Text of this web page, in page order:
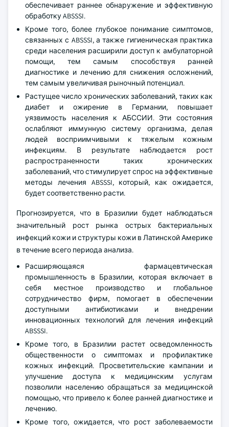
обеспечивает раннее обнаружение и эффективную
обработку ABSSSI.
Кроме того, более глубокое понимание симптомов,
связанных с ABSSSI, а также гигиеническая практика
среди населения расширили доступ к амбулаторной
помощи, тем самым способствуя ранней
диагностике и лечению для снижения осложнений,
тем самым увеличивая рыночный потенциал.
Растущее число хронических заболеваний, таких как
диабет и ожирение в Германии, повышает
уязвимость населения к АБССИИ. Эти состояния
ослабляют иммунную систему организма, делая
людей восприимчивыми к тяжелым кожным
инфекциям. В результате наблюдается рост
распространенности таких хронических
заболеваний, что стимулирует спрос на эффективные
методы лечения ABSSSI, который, как ожидается,
будет соответственно расти.
Прогнозируется, что в Бразилии будет наблюдаться
значительный рост рынка острых бактериальных
инфекций кожи и структуры кожи в Латинской Америке
в течение всего периода анализа.
Расширяющаяся фармацевтическая
промышленность в Бразилии, которая включает в
себя местное производство и глобальное
сотрудничество фирм, помогает в обеспечении
доступными антибиотиками и внедрении
инновационных технологий для лечения инфекций
ABSSSI.
Кроме того, в Бразилии растет осведомленность
общественности о симптомах и профилактике
кожных инфекций. Просветительские кампании и
улучшение доступа к медицинским услугам
позволили населению обращаться за медицинской
помощью, что привело к более ранней диагностике и
лечению.
Кроме того, ожидается, что рост заболеваемости